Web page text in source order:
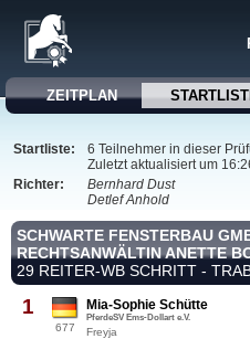
ZEITPLAN
Startliste:
6 Teilnehmer in dieser
Zuletzt aktualisiert um
Richter:
Bernhard Dust
Detlef Anhold
SCHWARTE FENSTERBAU
RECHTSANWÄLTIN ANETTE
29 REITER-WB SCHRITT -
1
677
Mia-Sophie Schütte
PferdeSV Ems-Dollart e.V.
Freyja